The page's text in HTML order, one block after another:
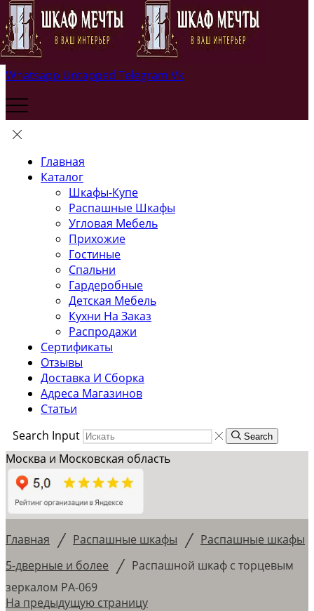
Whatsapp Untapped Telegram Vk
Главная
Каталог
Шкафы-Купе
Распашные Шкафы
Угловая Мебель
Прихожие
Гостиные
Спальни
Гардеробные
Детская Мебель
Кухни На Заказ
Распродажи
Сертификаты
Отзывы
Доставка И Сборка
Адреса Магазинов
Статьи
Search Input
Search
Москва и Московская область
Главная / Распашные шкафы / Распашные шкафы
5-дверные и более / Распашной шкаф с торцевым
зеркалом РА-069
На предыдущую страницу